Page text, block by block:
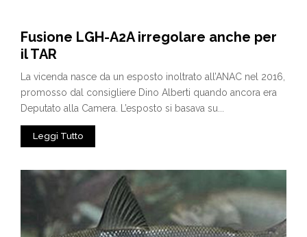
Fusione LGH-A2A irregolare anche per
il TAR
La vicenda nasce da un esposto inoltrato all’ANAC nel 2016,
promosso dal consigliere Dino Alberti quando ancora era
Deputato alla Camera. L’esposto si basava su...
Leggi Tutto